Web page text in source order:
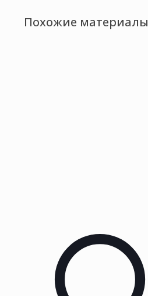
Похожие материалы